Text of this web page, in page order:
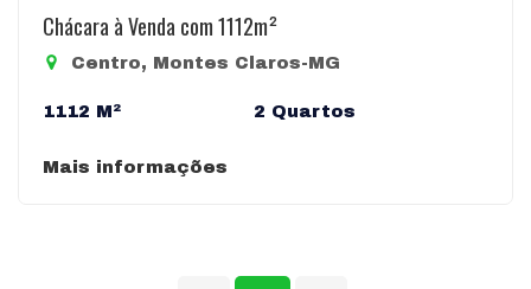
Chácara à Venda com 1112m²
Centro, Montes Claros-MG
1112 M² 2 Quartos
Mais informações